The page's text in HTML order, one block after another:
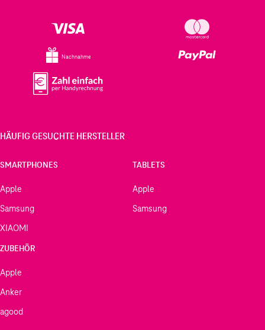
Nachnahme
HÄUFIG GESUCHTE HERSTELLER
SMARTPHONES
Apple
Samsung
XIAOMI
TABLETS
Apple
Samsung
ZUBEHÖR
Apple
Anker
agood